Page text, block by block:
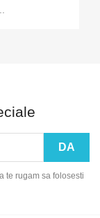
te rugam sa folosesti